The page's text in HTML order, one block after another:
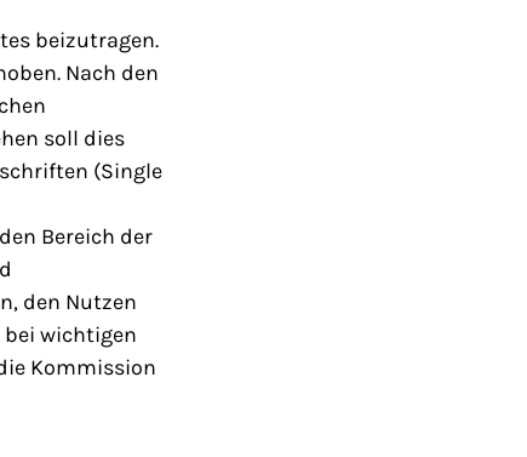
beizutragen.
Nach den
soll dies
(Single
Bereich der
den Nutzen
wichtigen
Kommission